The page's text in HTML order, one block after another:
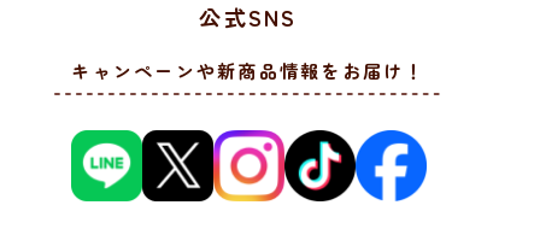
公式SNS
キャンペーンや新商品情報をお届け！